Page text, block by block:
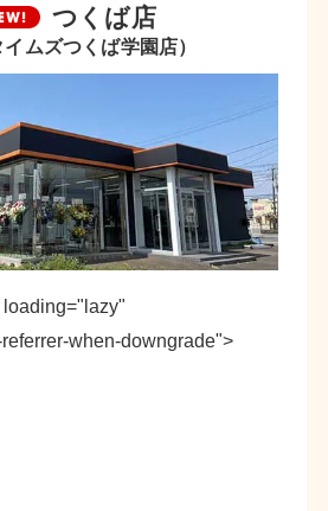
つくば店
イムズつくば学園店）
when-downgrade">